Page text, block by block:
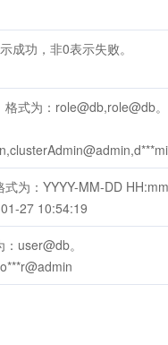
成功，非0表示失败。
式为：role@db,role@db。
为：YYYY-MM-DD
27 10:54:19
user@db。